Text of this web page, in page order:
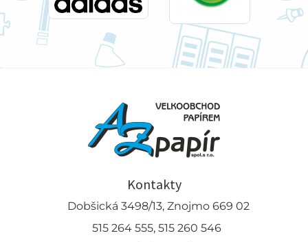
Kontakty
Dobšická 3498/13, Znojmo 669 02
515 264 555, 515 260 546